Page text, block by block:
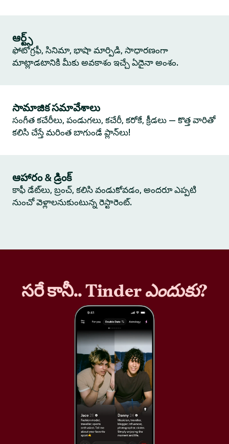
ఆర్ట్స్
ఫోటోగ్రఫీ, సినిమా, భాషా మార్పిడి, సాధారణంగా
మాట్లాడటానికి మీకు అవకాశం ఇచ్చే ఏదైనా అంశం.
సామాజిక సమావేశాలు
సంగీత కచేరీలు, పండుగలు, కచేరీ, కరోకే, క్రీడలు — కొత్త వారితో
కలిసి చేస్తే మరింత బాగుండే ప్లాన్‌లు!
ఆహారం & డ్రింక్
కాఫీ డేట్‌లు, బ్రంచ్, కలిసి వండుకోవడం, అందరూ ఎప్పటి
నుంచో వెళ్లాలనుకుంటున్న రెస్టారెంట్.
సరే కానీ.. Tinderఎందుకు?